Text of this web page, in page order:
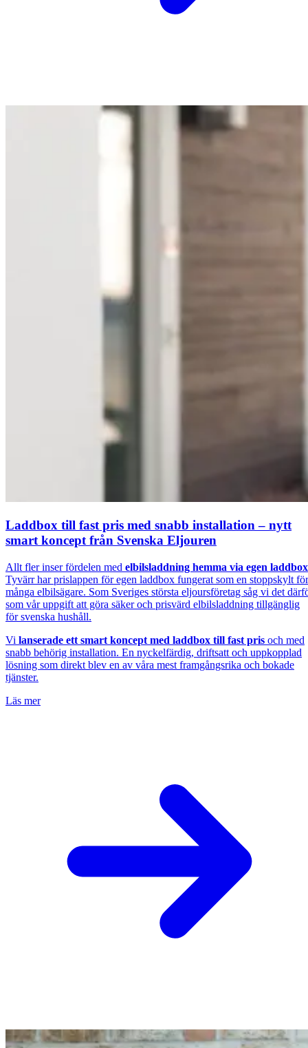
Laddbox till fast pris med snabb installation – nytt
smart koncept från Svenska Eljouren
Allt fler inser fördelen med elbilsladdning hemma via egen laddbox
Tyvärr har prislappen för egen laddbox fungerat som en stoppskylt för
många elbilsägare. Som Sveriges största eljoursföretag såg vi det
som vår uppgift att göra säker och prisvärd elbilsladdning tillgänglig
för svenska hushåll.
Vi lanserade ett smart koncept med laddbox till fast pris och med
snabb behörig installation. En nyckelfärdig, driftsatt och uppkopplad
lösning som direkt blev en av våra mest framgångsrika och bokade
tjänster.
Läs mer